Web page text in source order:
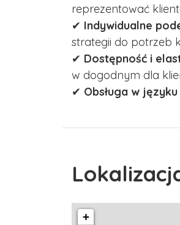
reprezentować
✔ Indywidualne
strategii do potrzeb
✔ Dostępność i
w dogodnym dla
✔ Obsługa w
+